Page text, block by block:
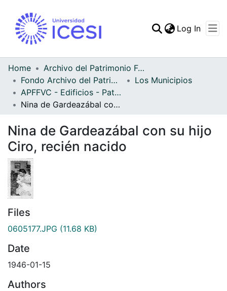
Statistics
Log In
Home
Archivo del Patrimonio Fotográfico y Fílmico del Valle del Cauca
Fondo Archivo del Patrimonio Fotográfico y Fílmico del Valle del Cauca
Los Municipios
APFFVC - Edificios - Patrimonial
Nina de Gardeazábal con su hijo Ciro, recién nacido
Nina de Gardeazábal con su hijo
Ciro, recién nacido
Files
0605177.JPG (11.68 KB)
Date
1946-01-15
Authors